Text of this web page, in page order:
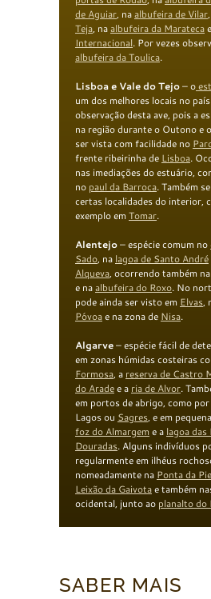
de Aguiar, naalbufeira de Vilar
Teja, naalbufeira da Marateca
Internacional. Por vezes
albufeira da Toulica.
Lisboa e Vale do Tejo– o
um dos melhores locais no
observação desta ave, pois a
na região durante o Outono e
ser vista com facilidade no
frente ribeirinha de Lisboa.
nas imediações do estuário,
no paul da Barroca. Também
certas localidades do interior,
exemplo em Tomar.
Alentejo– espécie comum no
Sado, na lagoa de Santo André
Alqueva, ocorrendo também na
e naalbufeirado Roxo. No
pode ainda ser visto em Elvas,
Póvoae na zona de Nisa.
Algarve– espécie fácil de
em zonas húmidas costeiras
Formosa, a reserva de Castro
do Aradee a ria de Alvor.
em portos de abrigo, como por
Lagos ou Sagres, e em
foz do Almargem e a lagoa das
Douradas. Alguns indivíduos
regularmente em ilhéus
nomeadamente na Ponta da
Leixão da Gaivotae também
ocidental, junto ao planalto do
SABER MAIS